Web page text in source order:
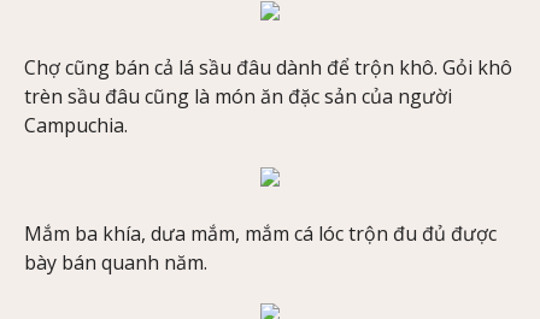
Chợ cũng bán cả lá sầu đâu dành để trộn khô. Gỏi khô
trèn sầu đâu cũng là món ăn đặc sản của người
Campuchia.
Mắm ba khía, dưa mắm, mắm cá lóc trộn đu đủ được
bày bán quanh năm.